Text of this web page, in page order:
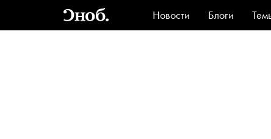
Новости Блоги
Стиль